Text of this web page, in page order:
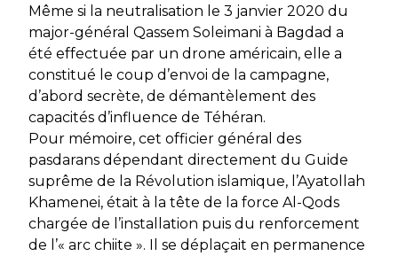
Même si la neutralisation le 3 janvier 2020 du
major-général Qassem Soleimani à Bagdad a
été effectuée par un drone américain, elle a
constitué le coup d’envoi de la campagne,
d’abord secrète, de démantèlement des
capacités d’influence de Téhéran.
Pour mémoire, cet officier général des
pasdarans dépendant directement du Guide
suprême de la Révolution islamique, l’Ayatollah
Khamenei, était à la tête de la force Al-Qods
chargée de l’installation puis du renforcement
de l’« arc chiite ». Il se déplaçait en permanence